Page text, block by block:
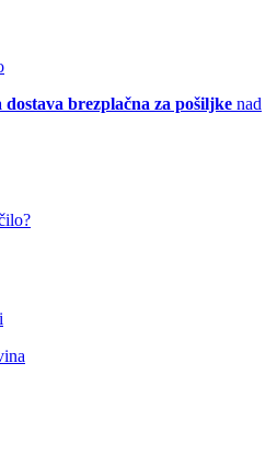
brezplačna za pošiljke nad